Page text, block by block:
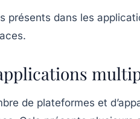
présents dans les
de plateformes et